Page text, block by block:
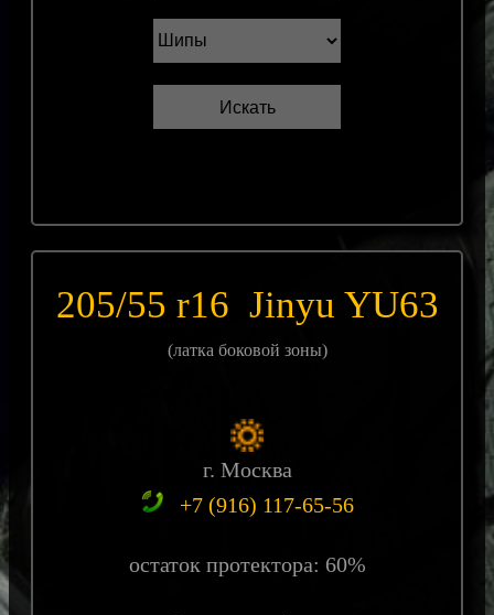
205/55 r16 Jinyu YU63
(латка боковой зоны)
г. Москва
+7 (916) 117-65-56
остаток протектора: 60%